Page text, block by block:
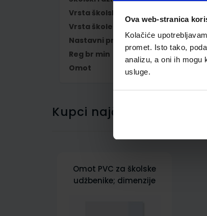
Ova web-stranica
Kolačiće
promet. Isto tako,
analizu, a oni ih mogu
usluge.
Vrsta školske knjige
Vrsta škole
Nastavni predmet
ENGLESKI
Reg br min
5991
Omot
Kupci najčešće biraju..
Omot PVC za školske
udžbenike; dimenzije